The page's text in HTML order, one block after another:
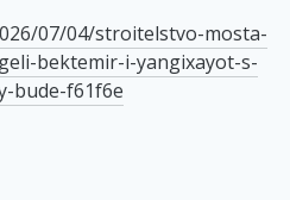
07/04/stroitelstvo-mosta-
bektemir-i-yangixayot-s-
bude-f61f6e